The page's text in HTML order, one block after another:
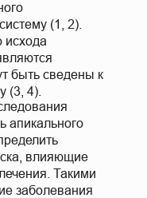
апикального
влияющие
Такими
заболевания
(1, 2).
исхода
быть сведены к
(3, 4).